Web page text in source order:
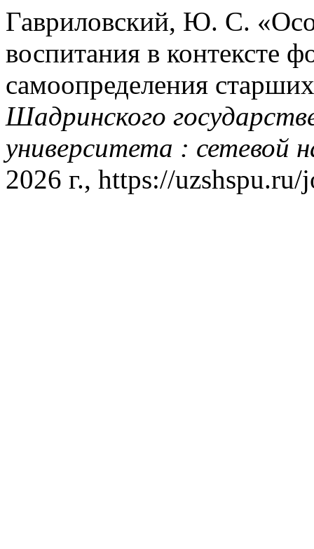
Гавриловский, Ю. С.
воспитания в контексте
самоопределения
Шадринского
университета : сетевой
2026 г., https://